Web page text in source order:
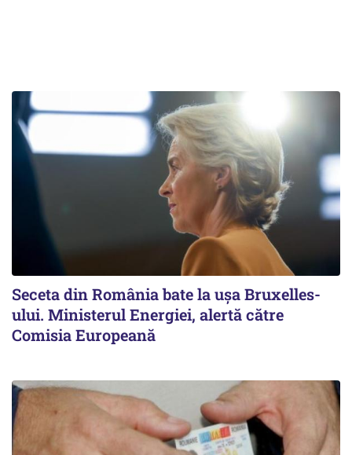
Seceta din România bate la ușa Bruxelles-
ului. Ministerul Energiei, alertă către
Comisia Europeană